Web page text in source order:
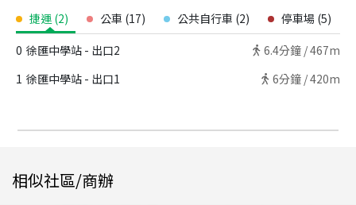
捷運 (2) 公車 (17) 公共自行車 (2) 停車場 (5)
0 徐匯中學站 - 出口2 6.4分鐘 /467m
1 徐匯中學站 - 出口1 6分鐘 /420m
相似社區/商辦